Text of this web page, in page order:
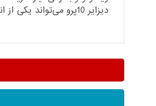
دیزایر 10پرو می‌تواند یکی از انتخاب‌های شما باشد.